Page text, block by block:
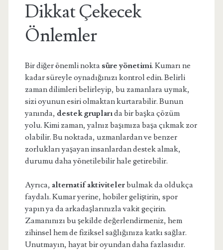
Dikkat Çekecek
Önlemler
Bir diğer önemli nokta süre yönetimi. Kumarı ne
kadar süreyle oynadığınızı kontrol edin. Belirli
zaman dilimleri belirleyip, bu zamanlara uymak,
sizi oyunun esiri olmaktan kurtarabilir. Bunun
yanında, destek gruplarıda bir başka çözüm
yolu. Kimi zaman, yalnız başımıza başa çıkmak zor
olabilir. Bu noktada, uzmanlardan ve benzer
zorlukları yaşayan insanlardan destek almak,
durumu daha yönetilebilir hale getirebilir.
Ayrıca, alternatif aktivitelerbulmak da oldukça
faydalı. Kumar yerine, hobiler geliştirin, spor
yapın ya da arkadaşlarınızla vakit geçirin.
Zamanınızı bu şekilde değerlendirmeniz, hem
zihinsel hem de fiziksel sağlığınıza katkı sağlar.
Unutmayın, hayat bir oyundan daha fazlasıdır.